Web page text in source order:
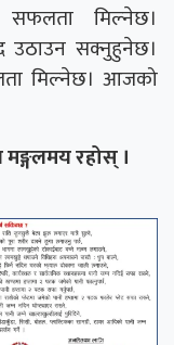
सफलता मिल्नेछ।
उठाउन सक्नुहुनेछ।
मिल्नेछ। आजको
रहोस् ।